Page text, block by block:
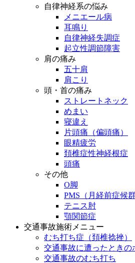
自律神経系の悩み
メニエール病
耳鳴り
自律神経失調症
起立性調節障害
肩の痛み
五十肩
肩こり
頭・首の痛み
ストレートネック
めまい
寝違え
片頭痛（偏頭痛）
眼精疲労
頚椎症性神経根症
頭痛
その他
O脚
PMS（月経前症候群
テニス肘
顎関節症
交通事故施術メニュー
むち打ち症（頚椎捻挫）
交通事故に遭ったときの
交通事故のむち打ち